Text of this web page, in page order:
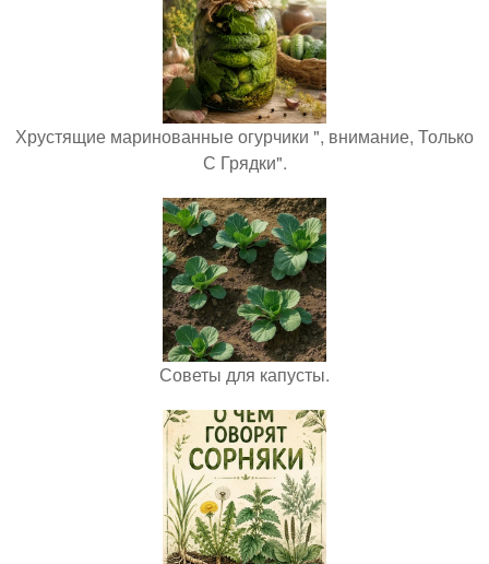
Хрустящие маринованные огурчики ", внимание, Только
С Грядки".
Советы для капусты.